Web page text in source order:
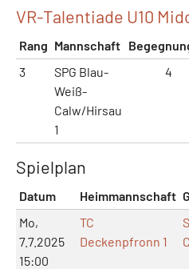
VR-Talentiade U10
Rang Mannschaft
3
SPG Blau-
Weiß-
Calw/Hirsau
1
4
Spielplan
Datum Heimmannschaft
Mo,
7.7.2025
15:00
TC
Deckenpfronn 1